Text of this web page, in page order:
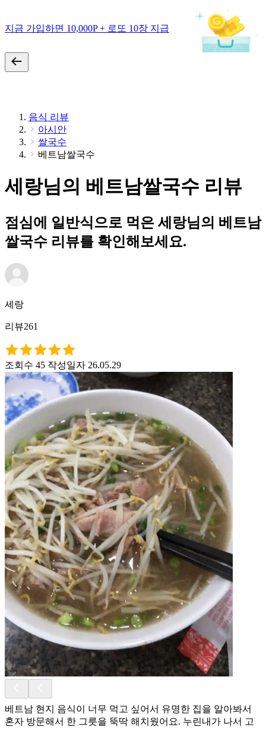
지금 가입하면 10,000P + 로또 10장 지급
음식 리뷰
아시안
쌀국수
베트남쌀국수
세랑님의 베트남쌀국수 리뷰
점심에 일반식으로 먹은 세랑님의 베트남
쌀국수 리뷰를 확인해보세요.
세랑
리뷰261
조회수 45 작성일자 26.05.29
베트남 현지 음식이 너무 먹고 싶어서 유명한 집을 알아봐서
혼자 방문해서 한 그릇을 뚝딱 해치웠어요. 누린내가 나서 고